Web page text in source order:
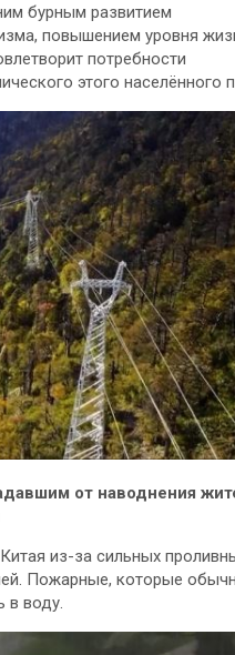
бурным развитием
повышением уровня
потребности
этого населённого
от наводнения
из-за сильных
Пожарные, которые
в воду.